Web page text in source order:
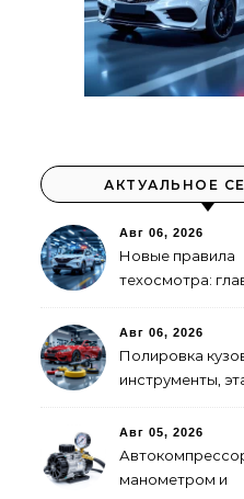
АКТУАЛЬНОЕ
Авг 06, 2026
Новые правила
техосмотра:
Авг 06, 2026
Полировка
инструменты,
Авг 05, 2026
манометром и